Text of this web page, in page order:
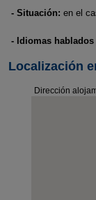
- Situación: en el
- Idiomas
Localización
Dirección